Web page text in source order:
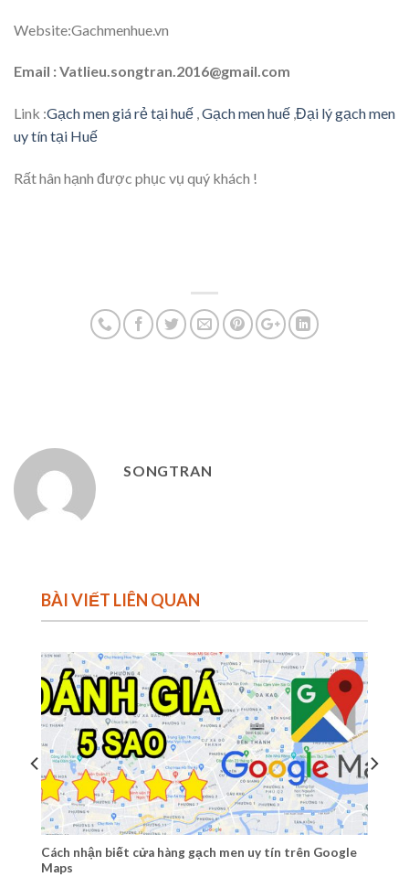
Website:Gachmenhue.vn
Email : Vatlieu.songtran.2016@gmail.com
Link :Gạch men giá rẻ tại huế ,Gạch men huế ,Đại lý gạch men
uy tín tại Huế
Rất hân hạnh được phục vụ quý khách !
SONGTRAN
BÀI VIẾT LIÊN QUAN
Cách nhận biết cửa hàng gạch men uy tín trên Google
Maps